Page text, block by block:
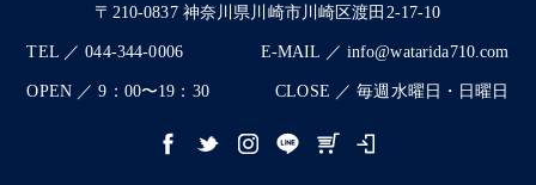
〒210-0837 神奈川県川崎市川崎区渡田2-17-10
TEL ／ 044-344-0006 E-MAIL ／ info@watarida710.com
OPEN ／ 9：00〜19：30 CLOSE ／ 毎週水曜日・日曜日